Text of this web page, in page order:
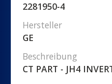
2281950-4
Hersteller
GE
Beschreibung
CT PART - JH4